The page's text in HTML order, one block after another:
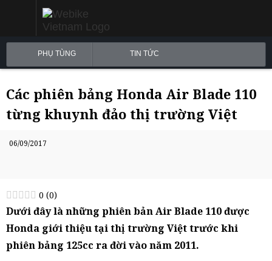
PHỤ TÙNG TIN TỨC
Các phiên bảng Honda Air Blade 110
từng khuynh đảo thị trường Việt
06/09/2017
0 (0)
Dưới đây là những phiên bản Air Blade 110 được
Honda giới thiệu tại thị trường Việt trước khi
phiên bảng 125cc ra đời vào năm 2011.